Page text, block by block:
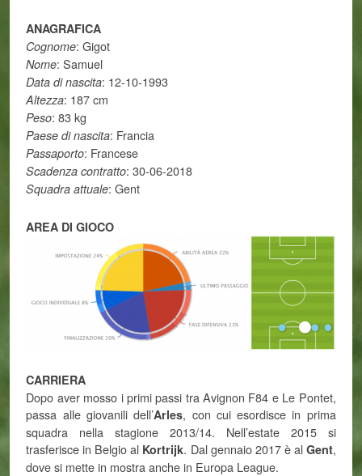
ANAGRAFICA
Cognome: Gigot
Nome: Samuel
Data di nascita: 12-10-1993
Altezza: 187 cm
Peso: 83 kg
Paese di nascita: Francia
Passaporto: Francese
Scadenza contratto: 30-06-2018
Squadra attuale: Gent
AREA DI GIOCO
CARRIERA
Dopo aver mosso i primi passi tra Avignon F84 e Le Pontet,
passa alle giovanili dell’Arles, con cui esordisce in prima
squadra nella stagione 2013/14. Nell’estate 2015 si
trasferisce in Belgio al Kortrijk. Dal gennaio 2017 è al Gent,
dove si mette in mostra anche in Europa League.